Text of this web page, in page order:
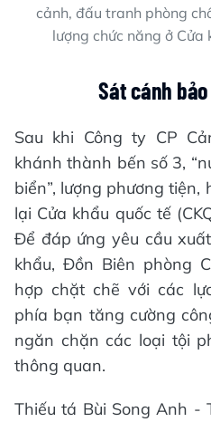
cảnh, đấu tranh phòng
lượng chức năng ở Cửa
Sát cánh
Sau khi Công ty CP
khánh thành bến số 3,
biển”, lượng phương
lại Cửa khẩu quốc tế
Để đáp ứng yêu cầu
khẩu, Đồn Biên phòng
hợp chặt chẽ với các
phía bạn tăng cường
ngăn chặn các loại tội
thông quan.
Thiếu tá Bùi Song Anh -